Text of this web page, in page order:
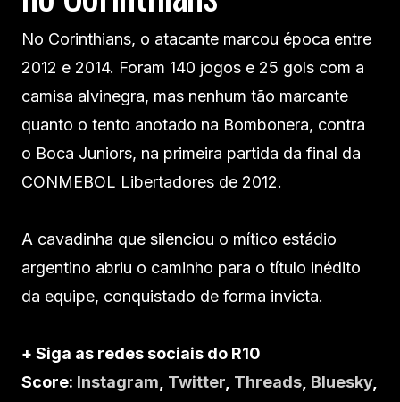
No Corinthians, o atacante marcou época entre
2012 e 2014. Foram 140 jogos e 25 gols com a
camisa alvinegra, mas nenhum tão marcante
quanto o tento anotado na Bombonera, contra
o Boca Juniors, na primeira partida da final da
CONMEBOL Libertadores de 2012.
A cavadinha que silenciou o mítico estádio
argentino abriu o caminho para o título inédito
da equipe, conquistado de forma invicta.
+ Siga as redes sociais do R10
Score: Instagram, Twitter, Threads, Bluesky,